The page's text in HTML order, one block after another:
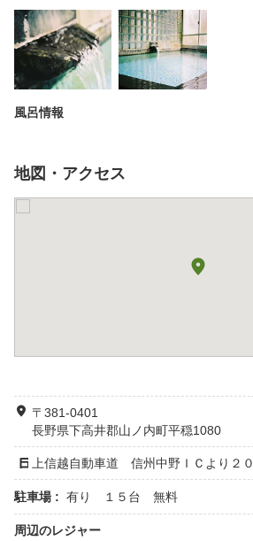
風呂情報
地図・アクセス
〒381-0401
長野県下高井郡山ノ内町平穏1080
上信越自動車道 信州中野ＩＣより２
駐車場 : 有り １５台 無料
周辺のレジャー